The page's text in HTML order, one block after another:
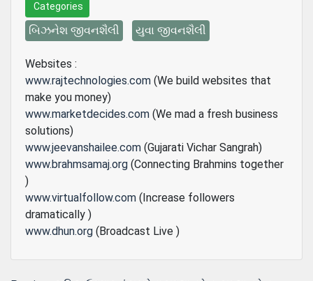
Categories
બિઝનેશ જીવનશૈલી યુવા જીવનશૈલી
Websites :
www.rajtechnologies.com (We build websites that
make you money)
www.marketdecides.com (We mad a fresh business
solutions)
www.jeevanshailee.com (Gujarati Vichar Sangrah)
www.brahmsamaj.org (Connecting Brahmins together
)
www.virtualfollow.com (Increase followers
dramatically )
www.dhun.org (Broadcast Live )